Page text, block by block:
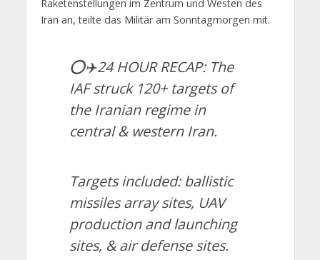
Raketenstellungen im Zentrum und Westen des
Iran an, teilte das Militär am Sonntagmorgen mit.
⭕️✈️24 HOUR RECAP: The
IAF struck 120+ targets of
the Iranian regime in
central & western Iran.
Targets included: ballistic
missiles array sites, UAV
production and launching
sites, & air defense sites.